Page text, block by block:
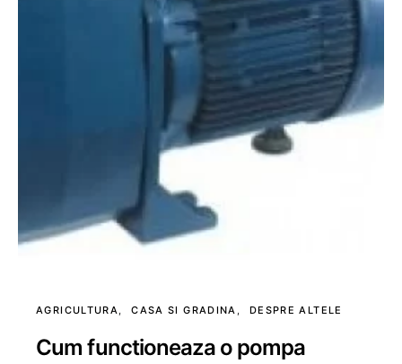
AGRICULTURA CASA SI GRADINA DESPRE ALTELE
Cum functioneaza o pompa